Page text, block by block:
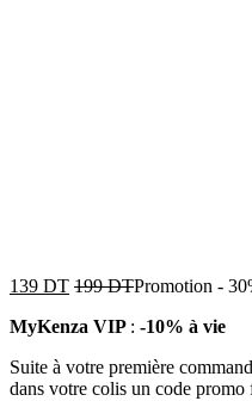
139 DT 199DTPromotion -
MyKenza VIP : -10% à vie
Suite à votre première
dans votre colis un code